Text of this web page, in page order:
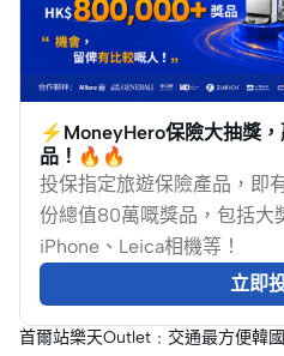
⚡MoneyHero保險大抽獎
品！🔥🔥
投保指定旅遊保險產品，即
份總值80萬嘅獎品，包括大
iPhone、Leica相機等！
立即
首爾站樂天Outlet﹕交通最方便韓